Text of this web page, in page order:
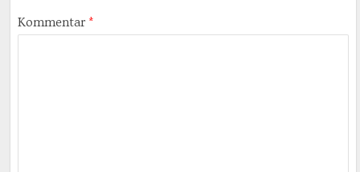
Kommentar *